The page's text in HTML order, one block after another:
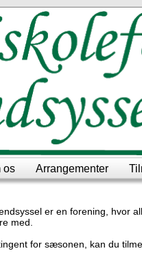
os Arrangementer
er en forening, hvor
med.
for sæsonen, kan du